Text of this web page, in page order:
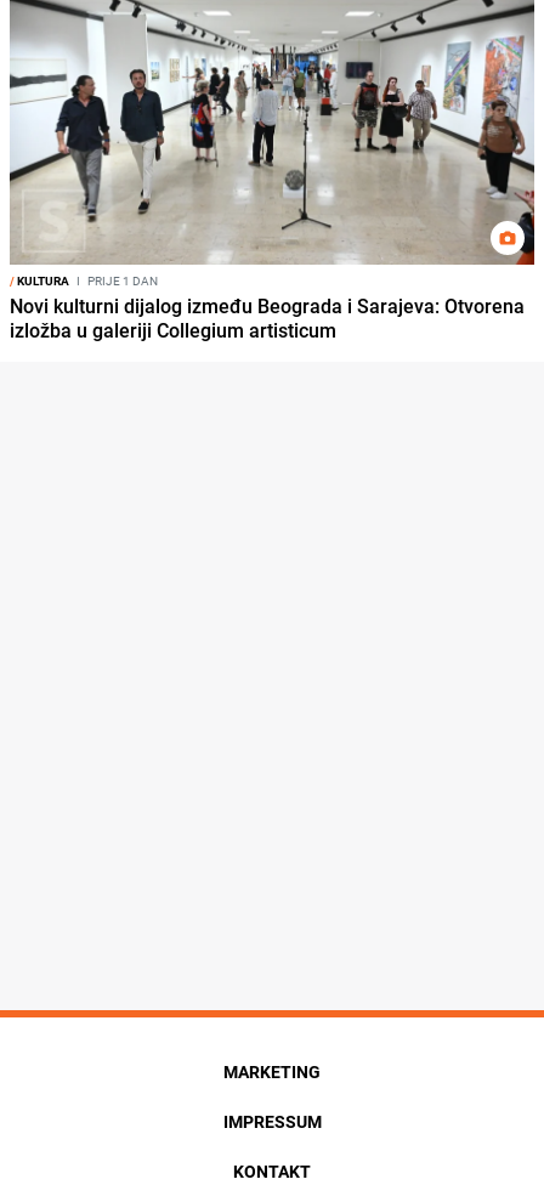
/KULTURA I PRIJE 1 DAN
Novi kulturni dijalog između Beograda i Sarajeva: Otvorena
izložba u galeriji Collegium artisticum
MARKETING
IMPRESSUM
KONTAKT